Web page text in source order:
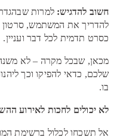
חשוב להדגיש: למרות
להדריך את המשתמש, סרטון
כסרט תדמית לכל דבר ועניין.
מכאן, שבכל מקרה – לא משנה
שלכם, כדאי להפיקו וכך
בו.
לא יכולים לחכות לאירוע